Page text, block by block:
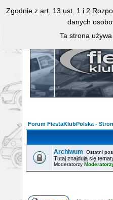
Forum FiestaKlubPolska -
Archiwum Ostatni
Tutaj znajdują się
Moderatorzy
Zgodnie z art. 13 ust. 1 i 2
danych
Ta strona